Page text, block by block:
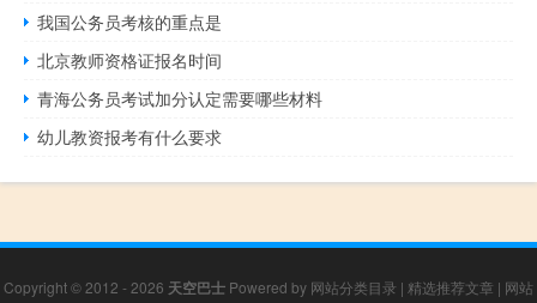
我国公务员考核的重点是
北京教师资格证报名时间
青海公务员考试加分认定需要哪些材料
幼儿教资报考有什么要求
Copyright © 2012 - 2026 天空巴士 Powered by 网站分类目录 | 精选推荐文章 | 网站